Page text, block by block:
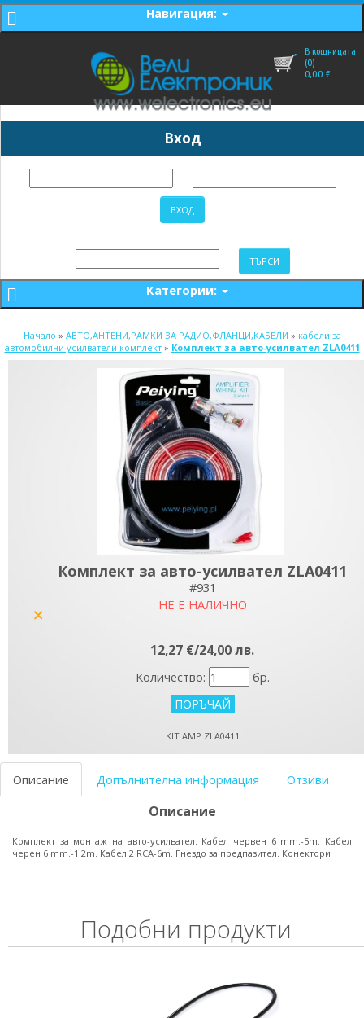
Навигация:
В кошницата
(0)
0,00 €
Вход
Категории:
Начало » АВТО,АНТЕНИ,РАМКИ ЗА РАДИО,ФЛАНЦИ,КАБЕЛИ » кабели за
автомобилни усилватели комплект» Комплект за авто-усилвател ZLA0411
Комплект за авто-усилвател ZLA0411
#931
НЕ Е НАЛИЧНО
12,27 €/24,00 лв.
Количество: бр.
KIT AMP ZLA0411
Описание Допълнителна информация Отзиви
Описание
Комплект за монтаж на авто-усилвател. Кабел червен 6 mm.-5m. Кабел
черен 6 mm.-1.2m. Кабел 2 RCA-6m. Гнездо за предпазител. Конектори
Подобни продукти